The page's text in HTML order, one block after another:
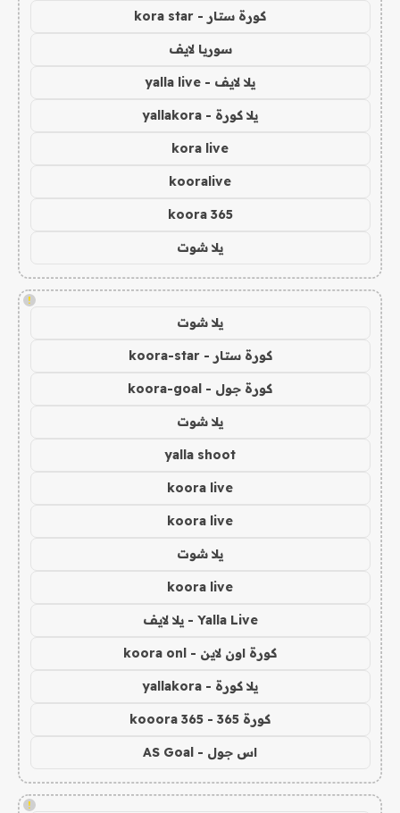
كورة ستار - kora star
سوريا لايف
يلا لايف - yalla live
يلا كورة - yallakora
kora live
kooralive
koora 365
يلا شوت
!
يلا شوت
كورة ستار - koora-star
كورة جول - koora-goal
يلا شوت
yalla shoot
koora live
koora live
يلا شوت
koora live
Yalla Live - يلا لايف
كورة اون لاين - koora onl
يلا كورة - yallakora
كورة 365 - kooora 365
اس جول - AS Goal
!